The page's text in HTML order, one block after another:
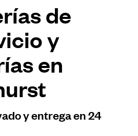
de
y
en
y entrega en 24